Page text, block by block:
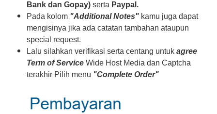
Bank dan Gopay) serta Paypal.
Pada kolom "Additional Notes" kamu juga dapat
mengisinya jika ada catatan tambahan ataupun
special request.
Lalu silahkan verifikasi serta centang untuk agree
Term of Service Wide Host Media dan Captcha
terakhir Pilih menu "Complete Order"